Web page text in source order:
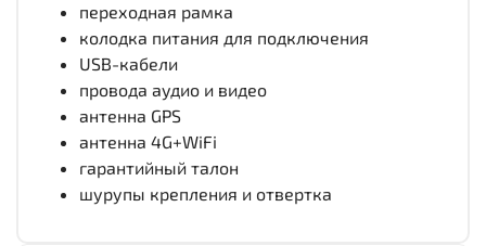
переходная рамка
колодка питания для подключения
USB-кабели
провода аудио и видео
антенна GPS
антенна 4G+WiFi
гарантийный талон
шурупы крепления и отвертка